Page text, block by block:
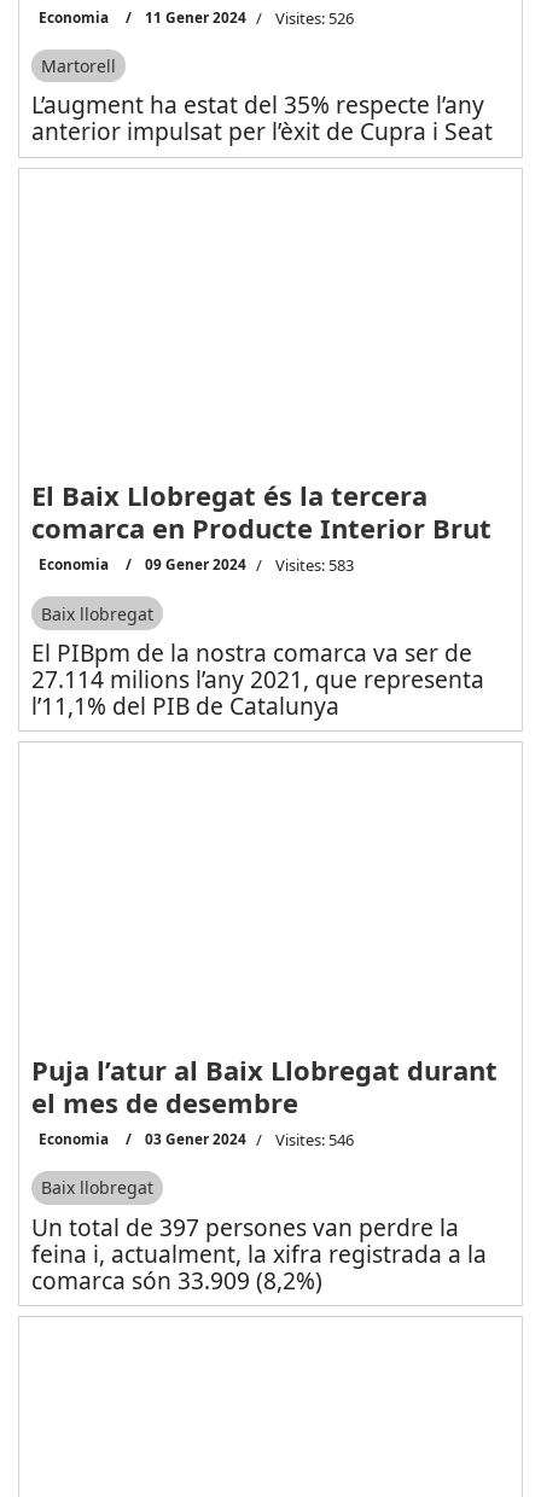
Economia 11 Gener 2024 Visites: 526
Martorell
L’augment ha estat del 35% respecte l’any
anterior impulsat per l’èxit de Cupra i Seat
El Baix Llobregat és la tercera
comarca en Producte Interior Brut
Economia 09 Gener 2024 Visites: 583
Baix llobregat
El PIBpm de la nostra comarca va ser de
27.114 milions l’any 2021, que representa
l’11,1% del PIB de Catalunya
Puja l’atur al Baix Llobregat durant
el mes de desembre
Economia 03 Gener 2024 Visites: 546
Baix llobregat
Un total de 397 persones van perdre la
feina i, actualment, la xifra registrada a la
comarca són 33.909 (8,2%)